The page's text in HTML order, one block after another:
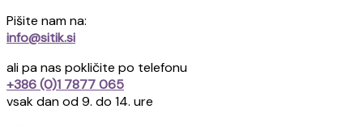
Pišite nam na:
info@sitik.si
ali pa nas pokličite po telefonu
+386 (0)1 7877 065
vsak dan od 9. do 14. ure